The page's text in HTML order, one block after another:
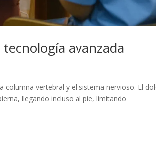
avanzada
columna vertebral y el sistema nervioso. El
llegando incluso al pie, limitando